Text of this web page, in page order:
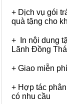
+ Dịch vụ gói
quà tặng cho
+ In nội dung
Lãnh Đồng
+ Giao miễn
+ Hợp tác
có nhu cầu